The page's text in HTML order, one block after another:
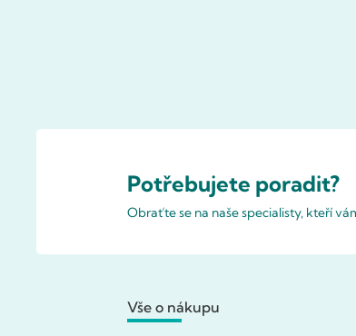
Potřebujete poradit?
Obraťte se na naše specialisty, kteří
Vše o nákupu